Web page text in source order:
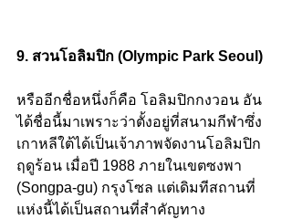
9. สวนโอลิมปิก (Olympic Park Seoul)
หรืออีกชื่อหนึ่งก็คือ โอลิมปิกกงวอน อัน
ได้ชื่อนี้มาเพราะว่าตั้งอยู่ที่สนามกีฬาซึ่ง
เกาหลีใต้ได้เป็นเจ้าภาพจัดงานโอลิมปิก
ฤดูร้อน เมื่อปี 1988 ภายในเขตซงพา
(Songpa-gu) กรุงโซล แต่เดิมทีสถานที่
แห่งนี้ได้เป็นสถานที่สำคัญทาง